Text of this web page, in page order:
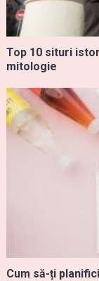
Top 10 situri
mitologie
Cum să-ți